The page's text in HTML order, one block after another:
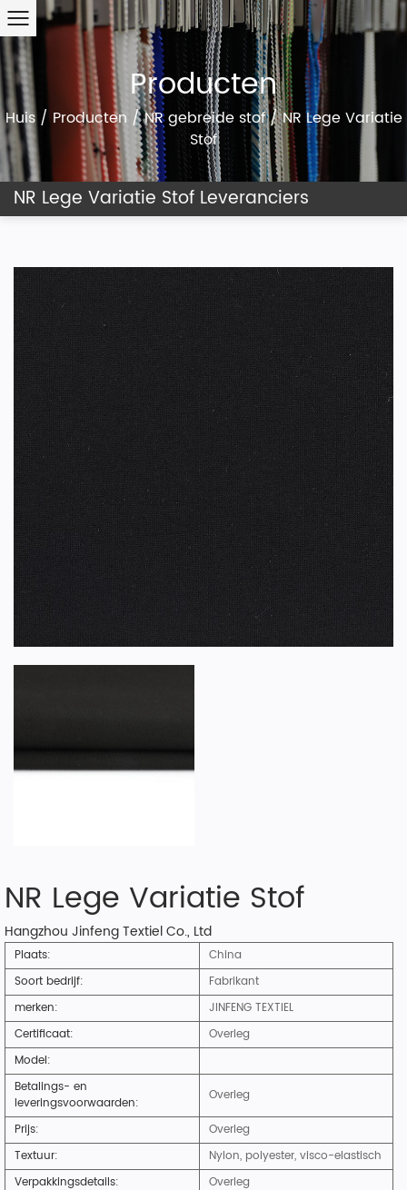
Producten
Huis/ Producten /NR gebreide stof/NR Lege Variatie
Stof
NR Lege Variatie Stof Leveranciers
NR Lege Variatie Stof
Hangzhou Jinfeng Textiel Co., Ltd
Plaats:
China
Soort bedrijf:
Fabrikant
merken:
JINFENG TEXTIEL
Certificaat:
Overleg
Model:
Betalings- en
leveringsvoorwaarden:
Overleg
Prijs:
Overleg
Textuur:
Nylon, polyester, visco-elastisch
Verpakkingsdetails:
Overleg